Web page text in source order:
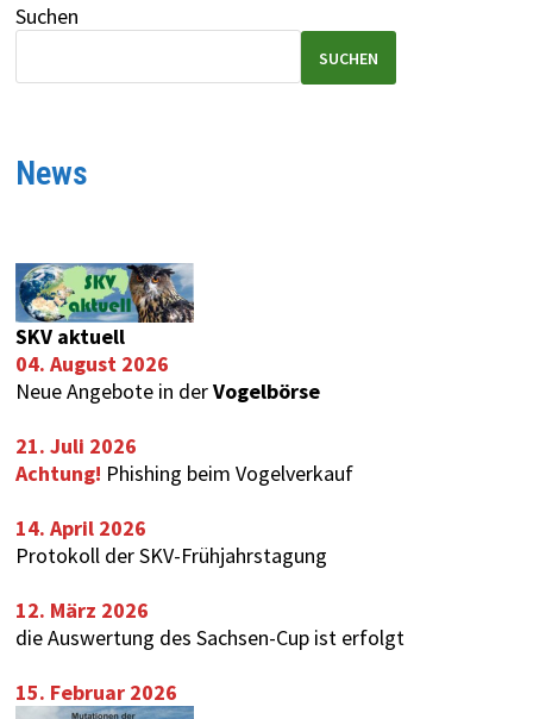
Suchen
SUCHEN
News
SKV aktuell
04. August 2026
Neue Angebote in derVogelbörse
21. Juli 2026
Achtung! Phishing beim Vogelverkauf
14. April 2026
Protokoll der SKV-Frühjahrstagung
12. März 2026
die Auswertung des Sachsen-Cupist erfolgt
15. Februar 2026